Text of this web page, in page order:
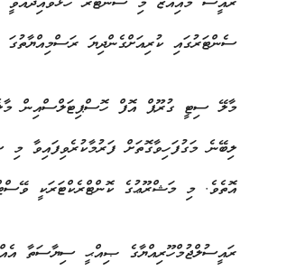
ސެންޓަރުގައި ކުރިއަށްގެންދިޔަ ރަސްމިއްޔާތުގަ
މާލޭ ސިޓީ ގުރޫޕް އޮފް ހޮސްޕިޓަލްސްއިން
ލިބޭނެ މަގުފަހިވާގޮތަށް ފަރުމާކުރެވިފައިވާ
އޮތެވެ. މި މަޝްރޫޢުގެ ކޮންޓްރެކްޓަރަކީ
ރައީސުލްޖުމްހޫރިއްޔާގެ ޞިއްޙީ ސިޔާސަތާ